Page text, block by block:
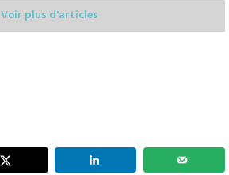
Voir plus d'articles